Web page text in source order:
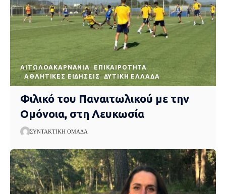
AΙΤΩΛΟΑΚΑΡΝΑΝΊΑ
EΠΙΚΑΙΡΌΤΗΤΑ
ΑΘΛΗΤΙΚΈΣ ΕΙΔΉΣΕΙΣ
ΔΥΤΙΚΉ ΕΛΛΆΔΑ
Φιλικό του Παναιτωλικού με την
Ομόνοια, στη Λευκωσία
ΣΥΝΤΑΚΤΙΚΉ ΟΜΆΔΑ